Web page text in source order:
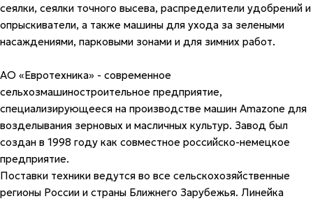
сеялки, сеялки точного высева, распределители удобрений и
опрыскиватели, а также машины для ухода за зелеными
насаждениями, парковыми зонами и для зимних работ.
АО «Евротехника» - современное
сельхозмашиностроительное предприятие,
специализирующееся на производстве машин Amazone для
возделывания зерновых и масличных культур. Завод был
создан в 1998 году как совместное российско-немецкое
предприятие.
Поставки техники ведутся во все сельскохозяйственные
регионы России и страны Ближнего Зарубежья. Линейка